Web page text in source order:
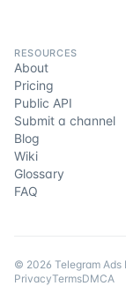
RESOURCES
About
Pricing
Public API
Submit a channel
Blog
Wiki
Glossary
FAQ
© 2026 Telegram Ads
PrivacyTermsDMCA